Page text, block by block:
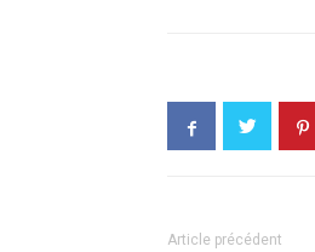
Article précédent